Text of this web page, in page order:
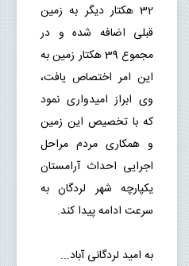
32 هکتار دیگر به زمین
قبلی اضافه شده و در
مجموع 39 هکتار زمین به
این امر اختصاص یافت،
وی ابراز امیدواری نمود
که با تخصیص این زمین
و همکاری مردم مراحل
اجرایی احداث آرامستان
یکپارچه شهر لردگان به
سرعت ادامه پیدا کند.
به امید لردگانی آباد...